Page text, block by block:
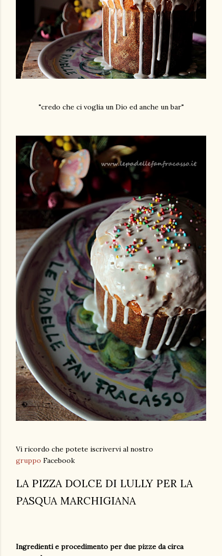
"credo che ci voglia un Dio ed anche un bar"
Vi ricordo che potete iscrivervi al nostro
gruppo Facebook
LA PIZZA DOLCE DI LULLY PER LA
PASQUA MARCHIGIANA
Ingredienti e procedimento per due pizze da circa